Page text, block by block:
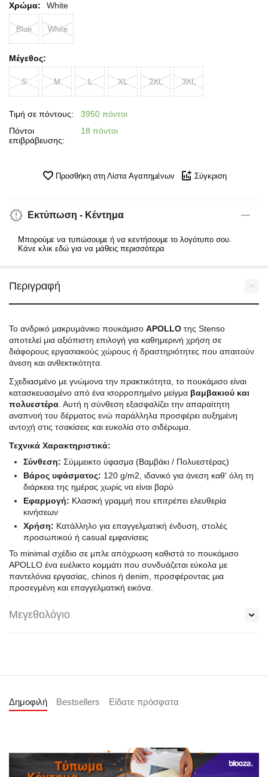
Χρώμα: White
Blue White
Μέγεθος:
S M L XL 2XL 3XL
Τιμή σε πόντους:
3950 πόντοι
Πόντοι
επιβράβευσης:
18 πόντοι
Προσθήκη στη Λίστα Αγαπημένων Σύγκριση
Εκτύπωση - Κέντημα
Μπορούμε να τυπώσουμε ή να κεντήσουμε το λογότυπο σου.
Κάνε κλικ εδώ για να μάθεις περισσότερα
Περιγραφή
Το ανδρικό μακρυμάνικο πουκάμισο APOLLO της Stenso
αποτελεί μια αξιόπιστη επιλογή για καθημερινή χρήση σε
διάφορους εργασιακούς χώρους ή δραστηριότητες που απαιτούν
άνεση και ανθεκτικότητα.
Σχεδιασμένο με γνώμονα την πρακτικότητα, το πουκάμισο είναι
κατασκευασμένο από ένα ισορροπημένο μείγμα βαμβακιού και
πολυεστέρα . Αυτή η σύνθεση εξασφαλίζει την απαραίτητη
αναπνοή του δέρματος ενώ παράλληλα προσφέρει αυξημένη
αντοχή στις τσακίσεις και ευκολία στο σιδέρωμα.
Τεχνικά Χαρακτηριστικά:
Σύνθεση: Σύμμεικτο ύφασμα (Βαμβάκι / Πολυεστέρας)
Βάρος υφάσματος: 120 g/m2, ιδανικό για άνεση καθ' όλη τη
διάρκεια της ημέρας χωρίς να είναι βαρύ
Εφαρμογή: Κλασική γραμμή που επιτρέπει ελευθερία
κινήσεων
Χρήση: Κατάλληλο για επαγγελματική ένδυση, στολές
προσωπικού ή casual εμφανίσεις
Το minimal σχέδιο σε μπλε απόχρωση καθιστά το πουκάμισο
APOLLO ένα ευέλικτο κομμάτι που συνδυάζεται εύκολα με
παντελόνια εργασίας, chinos ή denim, προσφέροντας μια
προσεγμένη και επαγγελματική εικόνα.
Μεγεθολόγιο
Δημοφιλή Bestsellers Είδατε πρόσφατα